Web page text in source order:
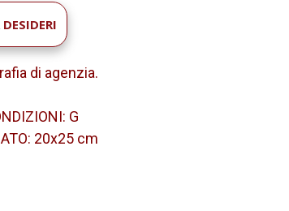
di agenzia.
G
20x25 cm